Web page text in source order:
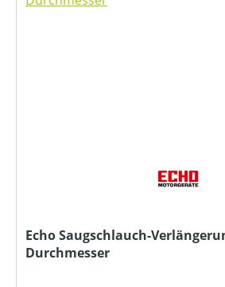
Echo Saugschlauch-
Durchmesser